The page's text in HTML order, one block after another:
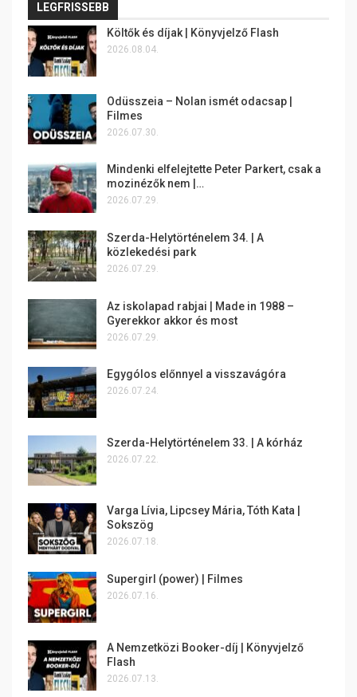
LEGFRISSEBB
Költők és díjak | Könyvjelző Flash
2026.08.04.
Odüsszeia – Nolan ismét odacsap |
Filmes
2026.07.30.
Mindenki elfelejtette Peter Parkert, csak a
mozinézők nem |…
2026.07.29.
Szerda-Helytörténelem 34. | A
közlekedési park
2026.07.29.
Az iskolapad rabjai | Made in 1988 –
Gyerekkor akkor és most
2026.07.29.
Egygólos előnnyel a visszavágóra
2026.07.24.
Szerda-Helytörténelem 33. | A kórház
2026.07.22.
Varga Lívia, Lipcsey Mária, Tóth Kata |
Sokszög
2026.07.18.
Supergirl (power) | Filmes
2026.07.16.
A Nemzetközi Booker-díj | Könyvjelző
Flash
2026.07.13.